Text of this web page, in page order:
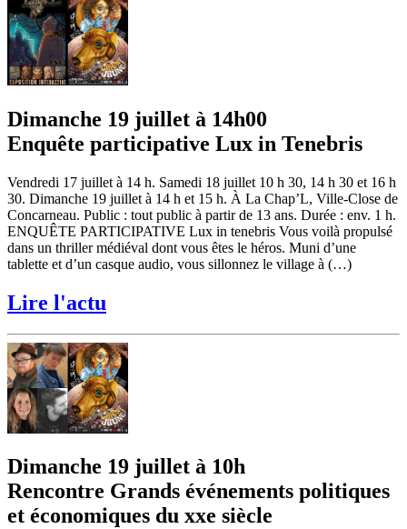
Dimanche 19 juillet à 14h00
Enquête participative Lux in Tenebris
Vendredi 17 juillet à 14 h. Samedi 18 juillet 10 h 30, 14 h 30 et 16 h
30. Dimanche 19 juillet à 14 h et 15 h. À La Chap’L, Ville-Close de
Concarneau. Public : tout public à partir de 13 ans. Durée : env. 1 h.
ENQUÊTE PARTICIPATIVE Lux in tenebris Vous voilà propulsé
dans un thriller médiéval dont vous êtes le héros. Muni d’une
tablette et d’un casque audio, vous sillonnez le village à (…)
Lire l'actu
Dimanche 19 juillet à 10h
Rencontre Grands événements politiques
et économiques du xxe siècle